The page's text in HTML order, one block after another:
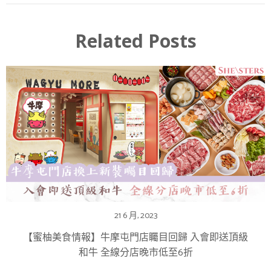
Related Posts
21 6 月, 2023
【蜜柚美食情報】牛摩屯門店矚目回歸 入會即送頂級
和牛 全線分店晚市低至6折